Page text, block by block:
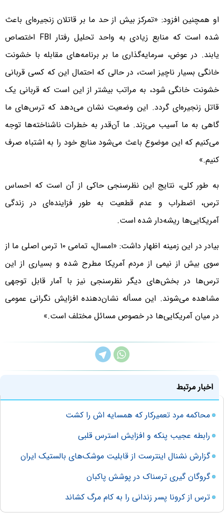
او همچنین افزود: «تمرکز بیش از حد ما بر قاتلان زنجیره‌ای باعث
شده است که منابع زیادی به واحد تحلیل رفتار FBI اختصاص
یابند. در عوض، سرمایه‌گذاری ما بر برنامه‌های مقابله با خشونت
خانگی بسیار ناچیز است، در حالی که احتمال این که کسی قربانی
خشونت خانگی شود، به مراتب بیشتر از این است که قربانی یک
قاتل زنجیره‌ای گردد. این وضعیت نشان می‌دهد که ترس‌های ما
گاهی به ما آسیب می‌زند. ما آن‌قدر به خطرات ناشناخته‌ها توجه
می‌کنیم که این موضوع باعث می‌شود منابع خود را به اشتباه صرف
کنیم.»
به طور کلی، نتایج این نظرسنجی حاکی از آن است که احساس
ترس، اضطراب و عدم قطعیت به طور فزاینده‌ای در زندگی
آمریکایی‌ها ریشه‌دار شده است.
بیادر در این زمینه اظهار داشت: «امسال، تمامی ۱۰ ترس اصلی ما از
سوی بیش از نیمی از مردم آمریکا مطرح شده و بسیاری از این
ترس‌ها در بخش‌های دیگر نظرسنجی نیز با آمار قابل توجهی
مشاهده می‌شوند. این مسأله نشان‌دهنده افزایش نگرانی عمومی
در میان آمریکایی‌ها در خصوص مسائل مختلف است.»
اخبار مرتبط
محاکمه مرد تعمیرکار که همسایه اش را کشت
رابطه عجیب پنکه و افزایش استرس قلبی
گزارش نشنال اینترست از قابلیت‌ موشک‌های بالستیک ایران
گروگان گیری ترسناک در پوشش پاکبان
ترس از کرونا پسر زندانی را به کام مرگ کشاند